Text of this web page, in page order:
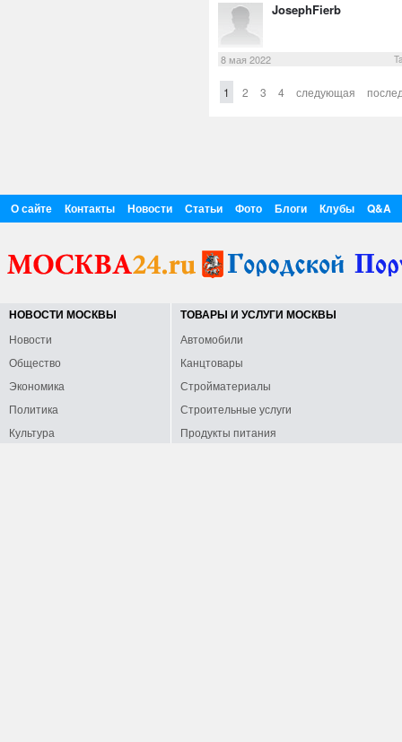
JosephFierb
8 мая 2022
1 2 3 4 следующая
О сайте Контакты Новости Статьи Фото Блоги Клубы Q&A
НОВОСТИ МОСКВЫ
Новости
Общество
Экономика
Политика
Культура
ТОВАРЫ И УСЛУГИ МОСКВЫ
Автомобили
Канцтовары
Стройматериалы
Строительные услуги
Продукты питания